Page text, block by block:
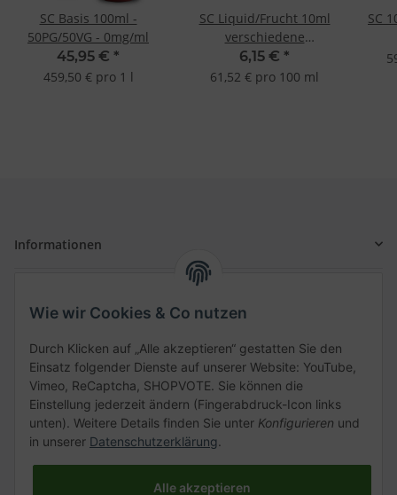
SC Basis 100ml -
50PG/50VG - 0mg/ml
45,95 € *
459,50 € pro 1 l
SC Liquid/Frucht 10ml
verschiedene
Geschmacksrichtungen
6,15 € *
61,52 € pro 100 ml
SC
Informationen
Kategorien
Wie wir Cookies & Co nutzen
Durch Klicken auf „Alle akzeptieren“ gestatten Sie den
Einsatz folgender Dienste auf unserer Website: YouTube,
Vimeo, ReCaptcha, SHOPVOTE. Sie können die
Einstellung jederzeit ändern (Fingerabdruck-Icon links
unten). Weitere Details finden Sie unter Konfigurieren und
in unserer Datenschutzerklärung.
Alle akzeptieren